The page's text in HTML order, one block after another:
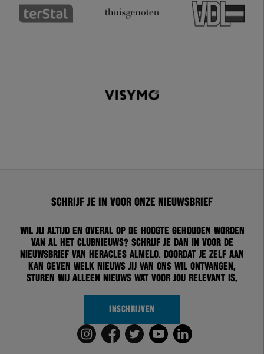
Schrijf je in voor onze nieuwsbrief
Wil jij altijd en overal op de hoogte gehouden worden
van al het clubnieuws? Schrijf je dan in voor de
nieuwsbrief van Heracles Almelo. Doordat je zelf aan
kan geven welk nieuws jij van ons wil ontvangen,
sturen wij alleen nieuws wat voor jou relevant is.
INSCHRIJVEN